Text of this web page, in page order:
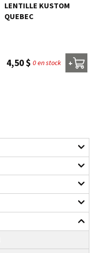
LENTILLE KUSTOM
QUEBEC
4,50 $ 0 en stock +